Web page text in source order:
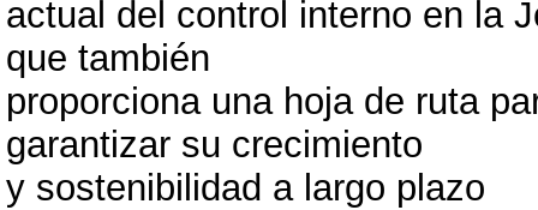
actual del control interno en la
que también
proporciona una hoja de ruta
garantizar su crecimiento
y sostenibilidad a largo plazo